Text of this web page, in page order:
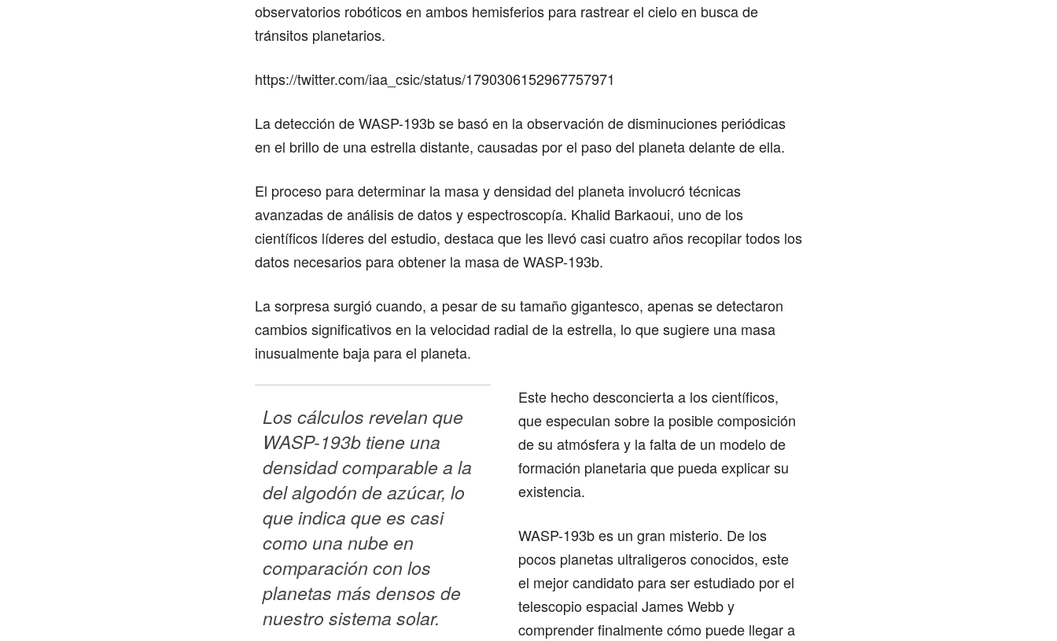
observatorios robóticos en ambos hemisferios para rastrear el cielo en busca de
tránsitos planetarios.
https://twitter.com/iaa_csic/status/1790306152967757971
La detección de WASP-193b se basó en la observación de disminuciones periódicas
en el brillo de una estrella distante, causadas por el paso del planeta delante de ella.
El proceso para determinar la masa y densidad del planeta involucró técnicas
avanzadas de análisis de datos y espectroscopía. Khalid Barkaoui, uno de los
científicos líderes del estudio, destaca que les llevó casi cuatro años recopilar todos los
datos necesarios para obtener la masa de WASP-193b.
La sorpresa surgió cuando, a pesar de su tamaño gigantesco, apenas se detectaron
cambios significativos en la velocidad radial de la estrella, lo que sugiere una masa
inusualmente baja para el planeta.
Los cálculos revelan que
WASP-193b tiene una
densidad comparable a la
del algodón de azúcar, lo
que indica que es casi
como una nube en
comparación con los
planetas más densos de
nuestro sistema solar.
Este hecho desconcierta a los científicos,
que especulan sobre la posible composición
de su atmósfera y la falta de un modelo de
formación planetaria que pueda explicar su
existencia.
WASP-193b es un gran misterio. De los
pocos planetas ultraligeros conocidos, este
el mejor candidato para ser estudiado por el
telescopio espacial James Webb y
comprender finalmente cómo puede llegar a